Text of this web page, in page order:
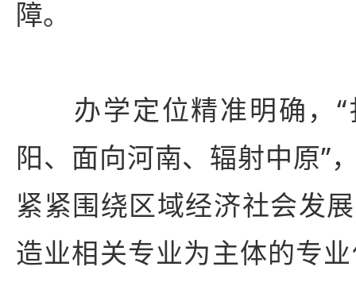
障。
办学定位精准明确，“
阳、面向河南、辐射中原”
紧紧围绕区域经济社会发
造业相关专业为主体的专